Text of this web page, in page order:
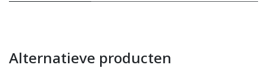
Alternatieve producten